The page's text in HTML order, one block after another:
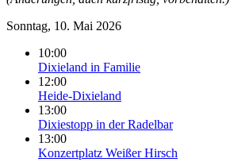
Sonntag, 10. Mai 2026
10:00
Dixieland in Familie
12:00
Heide-Dixieland
13:00
Dixiestopp in der Radelbar
13:00
Konzertplatz Weißer Hirsch